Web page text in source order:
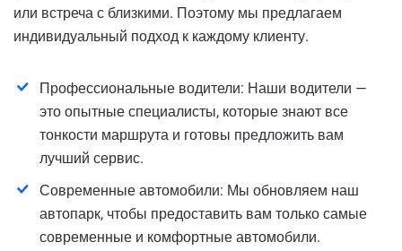
или встреча с близкими. Поэтому мы предлагаем
индивидуальный подход к каждому клиенту.
Профессиональные водители: Наши водители —
это опытные специалисты, которые знают все
тонкости маршрута и готовы предложить вам
лучший сервис.
Современные автомобили: Мы обновляем наш
автопарк, чтобы предоставить вам только самые
современные и комфортные автомобили.